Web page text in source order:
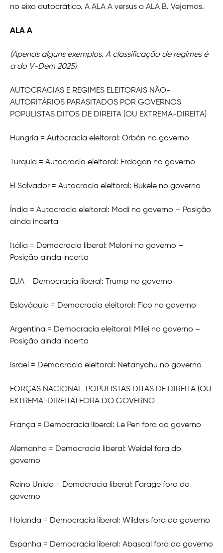
no eixo autocrático. A ALA A versus a ALA B. Vejamos.
ALA A
(Apenas alguns exemplos. A classificação de regimes é
a do V-Dem 2025)
AUTOCRACIAS E REGIMES ELEITORAIS NÃO-
AUTORITÁRIOS PARASITADOS POR GOVERNOS
POPULISTAS DITOS DE DIREITA (OU EXTREMA-DIREITA)
Hungria = Autocracia eleitoral: Orbán no governo
Turquia = Autocracia eleitoral: Erdogan no governo
El Salvador = Autocracia eleitoral: Bukele no governo
Índia = Autocracia eleitoral: Modi no governo – Posição
ainda incerta
Itália = Democracia liberal: Meloni no governo –
Posição ainda incerta
EUA = Democracia liberal: Trump no governo
Eslováquia = Democracia eleitoral: Fico no governo
Argentina = Democracia eleitoral: Milei no governo –
Posição ainda incerta
Israel = Democracia eleitoral: Netanyahu no governo
FORÇAS NACIONAL-POPULISTAS DITAS DE DIREITA (OU
EXTREMA-DIREITA) FORA DO GOVERNO
França = Democracia liberal: Le Pen fora do governo
Alemanha = Democracia liberal: Weidel fora do
governo
Reino Unido = Democracia liberal: Farage fora do
governo
Holanda = Democracia liberal: Wilders fora do governo
Espanha = Democracia liberal: Abascal fora do governo